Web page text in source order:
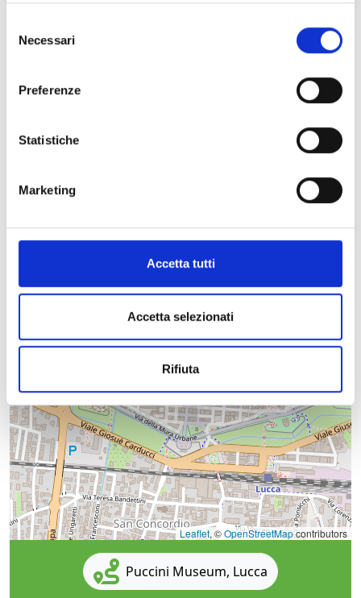
delNecessari
Preferenze
Statistiche
Marketing
Accetta tutti
Accetta selezionati
Rifiuta
−
Leaflet, ©OpenStreetMapcontributors
Puccini Museum, Lucca